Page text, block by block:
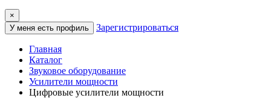
×
У меня есть профиль
Зарегистрироваться
Главная
Каталог
Звуковое оборудование
Усилители мощности
Цифровые усилители мощности